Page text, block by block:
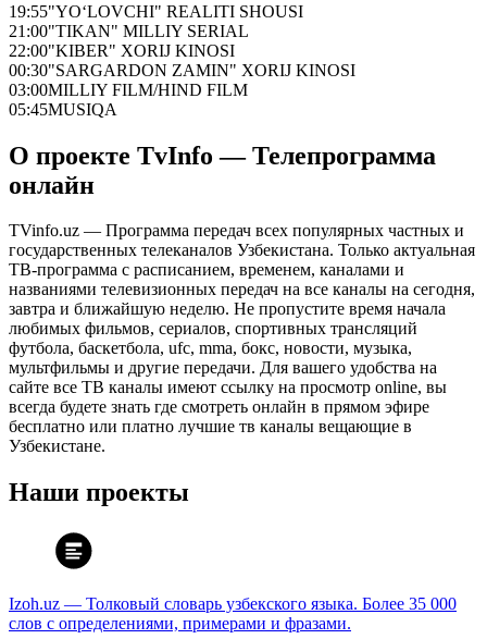
19:55"YO‘LOVCHI" REALITI SHOUSI
21:00"TIKAN" MILLIY SERIAL
22:00"KIBER" XORIJ KINOSI
00:30"SARGARDON ZAMIN" XORIJ KINOSI
03:00MILLIY FILM/HIND FILM
05:45MUSIQA
О проекте TvInfo — Телепрограмма
онлайн
TVinfo.uz — Программа передач всех популярных частных и
государственных телеканалов Узбекистана. Только актуальная
ТВ-программа с расписанием, временем, каналами и
названиями телевизионных передач на все каналы на сегодня,
завтра и ближайшую неделю. Не пропустите время начала
любимых фильмов, сериалов, спортивных трансляций
футбола, баскетбола, ufc, mma, бокс, новости, музыка,
мультфильмы и другие передачи. Для вашего удобства на
сайте все ТВ каналы имеют ссылку на просмотр online, вы
всегда будете знать где смотреть онлайн в прямом эфире
бесплатно или платно лучшие тв каналы вещающие в
Узбекистане.
Наши проекты
Izoh.uz — Толковый словарь узбекского языка. Более 35 000
слов с определениями, примерами и фразами.